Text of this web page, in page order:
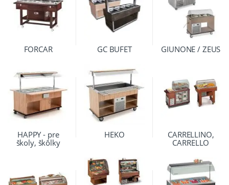
FORCAR GC BUFET GIUNONE / ZEUS
HAPPY - pre
školy, škôlky
HEKO
CARRELLINO,
CARRELLO